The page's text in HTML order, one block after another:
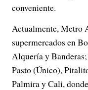
conveniente.
Actualmente, Metro
supermercados en
Alquería y
Pasto (Único),
Palmira y Cali,